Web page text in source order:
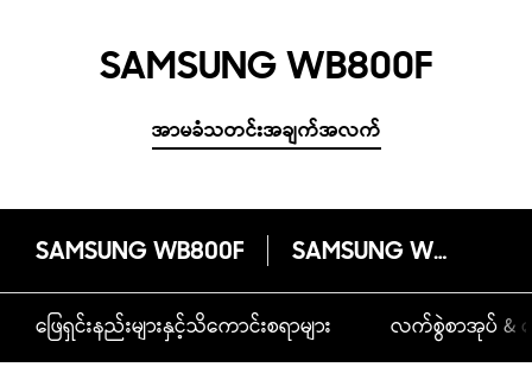
SAMSUNG WB800F
အာမခံသတင်းအချက်အလက်
SAMSUNG WB800F SAMSUNG WB800F
ဖြေရှင်းနည်းများနှင့်သိကောင်းစရာများ လက်စွဲစာအုပ် & ဒ